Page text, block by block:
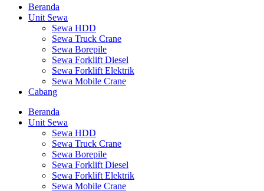
Beranda
Unit Sewa
Sewa HDD
Sewa Truck Crane
Sewa Borepile
Sewa Forklift Diesel
Sewa Forklift Elektrik
Sewa Mobile Crane
Cabang
Beranda
Unit Sewa
Sewa HDD
Sewa Truck Crane
Sewa Borepile
Sewa Forklift Diesel
Sewa Forklift Elektrik
Sewa Mobile Crane